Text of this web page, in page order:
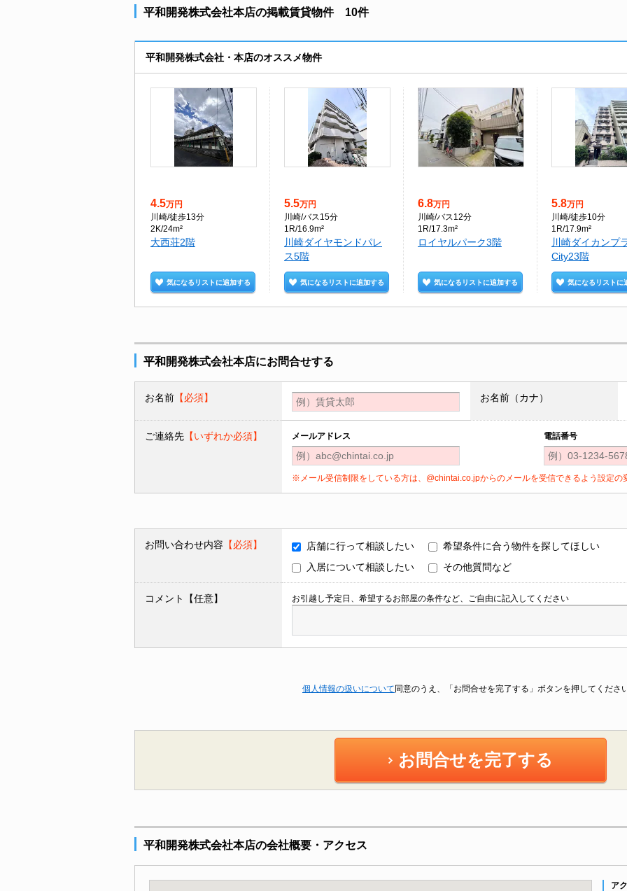
平和開発株式会社本店の掲載賃貸物件 10件
平和開発株式会社・本店のオススメ物件
4.5万円
川崎/徒歩13分
2K/24m²
大西荘2階
気になるリストに追加する
5.5万円
川崎/バス15分
1R/16.9m²
川崎ダイヤモンドパレ
ス5階
気になるリストに追加する
6.8万円
川崎/バス12分
1R/17.3m²
ロイヤルパーク3階
気になるリストに追加する
5.8万円
川崎/徒歩10分
1R/17.9m²
川崎ダイカンプ
City23階
気になるリストに
平和開発株式会社本店にお問合せする
お名前 【必須】 お名前（カナ）
ご連絡先 【いずれか必須】 メールアドレス 電話番号
※メール受信制限をしている方は、@chintai.co.jpからのメールを受信できるよう設定の
お問い合わせ内容 【必須】 店舗に行って相談したい
希望条件に合う物件を探してほしい
入居について相談したい
その他質問など
コメント【任意】 お引越し予定日、希望するお部屋の条件など、ご自由に記入してください
個人情報の扱いについて 同意のうえ、「お問合せを完了する」ボタンを押してくださ
お問合せを完了する
平和開発株式会社本店の会社概要・アクセス
ア